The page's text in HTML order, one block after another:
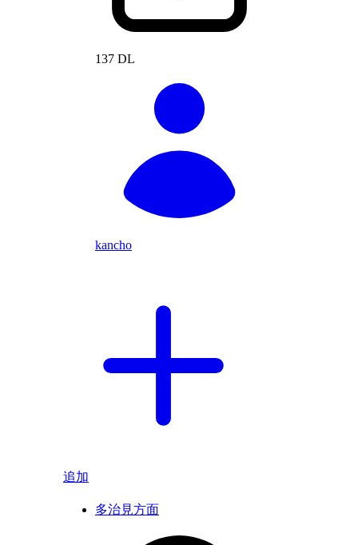
137 DL
kancho
追加
多治見方面